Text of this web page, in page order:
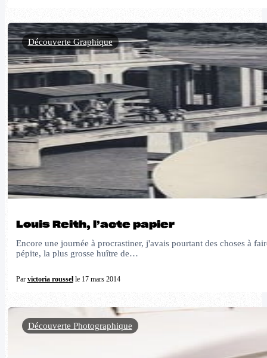
Louis Reith, l’acte papier
Encore une journée à procrastiner, j'avais pourtant des choses à
pépite, la plus grosse huître de…
Par victoria rousselle 17 mars 2014
Découverte Graphique
Découverte Photographique